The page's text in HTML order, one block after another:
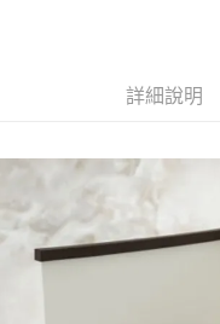
1.本服務係由「台灣大哥大
用戶於交易時，得透過本服
買賣價金債權讓與本公司後
2.基於同意付款使用「大哥
由本公司與您本人進行分期
每筆NT$90，滿
每筆NT$120，滿
預購-宅配(離島)(舊)
每筆NT$160，滿
詳細說明